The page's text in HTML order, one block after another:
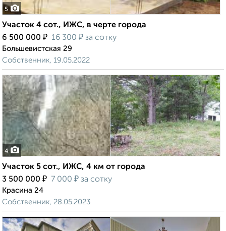
5
Участок 4 сот., ИЖС, в черте города
6 500 000 ₽ 16 300 ₽ за сотку
Большевистская 29
Собственник, 19.05.2022
4
Участок 5 сот., ИЖС, 4 км от города
3 500 000 ₽ 7 000 ₽ за сотку
Красина 24
Собственник, 28.05.2023